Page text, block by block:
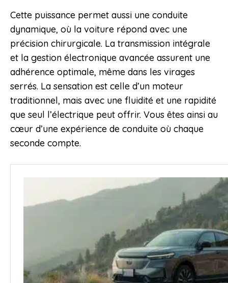
Cette puissance permet aussi une conduite
dynamique, où la voiture répond avec une
précision chirurgicale. La transmission intégrale
et la gestion électronique avancée assurent une
adhérence optimale, même dans les virages
serrés. La sensation est celle d’un moteur
traditionnel, mais avec une fluidité et une rapidité
que seul l’électrique peut offrir. Vous êtes ainsi au
cœur d’une expérience de conduite où chaque
seconde compte.